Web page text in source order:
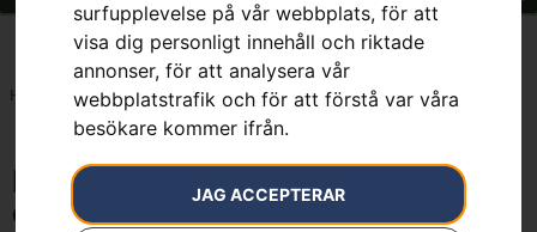
surfupplevelse på vår webbplats, för att
visa dig personligt innehåll och riktade
annonser, för att analysera vår
webbplatstrafik och för att förstå var våra
besökare kommer ifrån.
JAG ACCEPTERAR
Hem Blå, 11.5mm, 45 m, med splitsad ögla
Blå, 11.5mm, 45 m, med splitsad
ögla